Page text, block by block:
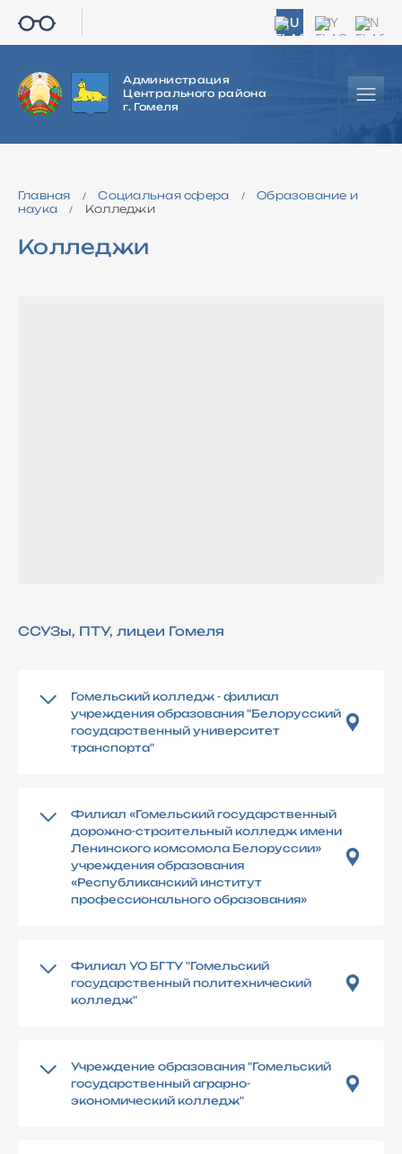
RU BY EN
Администрация
Центрального района
г. Гомеля
Главная / Социальная сфера /
Образование и
наука
/ Колледжи
Колледжи
ССУЗы, ПТУ, лицеи Гомеля
Гомельский колледж - филиал
учреждения образования "Белорусский
государственный университет
транспорта"
Филиал «Гомельский государственный
дорожно-строительный колледж имени
Ленинского комсомола Белоруссии»
учреждения образования
«Республиканский институт
профессионального образования»
Филиал УО БГТУ "Гомельский
государственный политехнический
колледж"
Учреждение образования "Гомельский
государственный аграрно-
экономический колледж"